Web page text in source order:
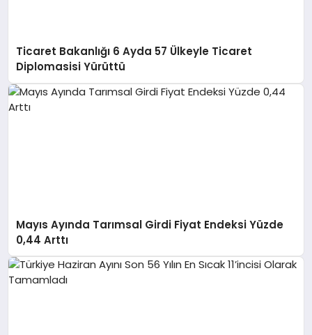
Ticaret Bakanlığı 6 Ayda 57 Ülkeyle Ticaret
Diplomasisi Yürüttü
Mayıs Ayında Tarımsal Girdi Fiyat Endeksi Yüzde
0,44 Arttı